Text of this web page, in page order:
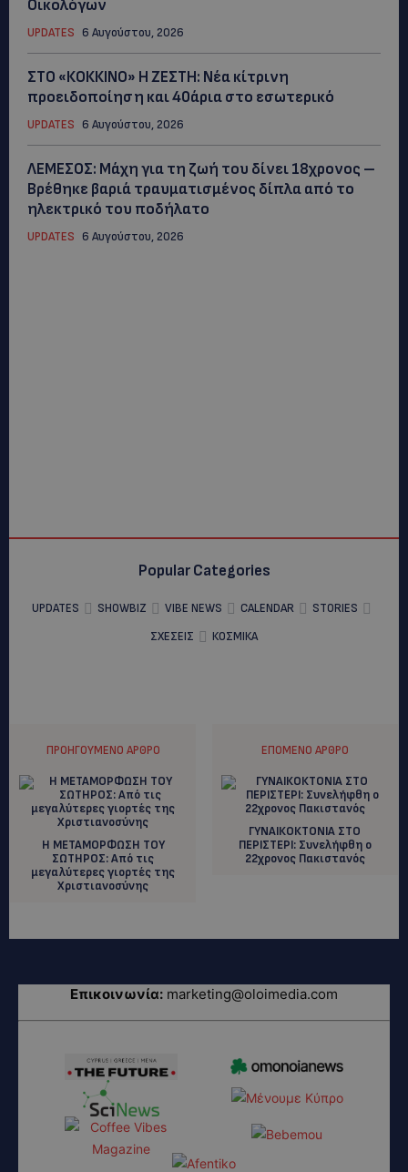
Οικολόγων
UPDATES 6 Αυγούστου, 2026
ΣΤΟ «ΚΟΚΚΙΝΟ» Η ΖΕΣΤΗ: Νέα κίτρινη
προειδοποίηση και 40άρια στο εσωτερικό
UPDATES 6 Αυγούστου, 2026
ΛΕΜΕΣΟΣ: Μάχη για τη ζωή του δίνει 18χρονος –
Βρέθηκε βαριά τραυματισμένος δίπλα από το
ηλεκτρικό του ποδήλατο
UPDATES 6 Αυγούστου, 2026
Popular Categories
UPDATES SHOWBIZ VIBE NEWS CALENDAR
STORIES
ΣΧΕΣΕΙΣ
ΚΟΣΜΙΚΑ
ΠΡΟΗΓΟΎΜΕΝΟ ΆΡΘΡΟ
Η ΜΕΤΑΜΟΡΦΩΣΗ ΤΟΥ
ΣΩΤΗΡΟΣ: Από τις
μεγαλύτερες γιορτές της
Χριστιανοσύνης
ΕΠΌΜΕΝΟ ΆΡΘΡΟ
ΓΥΝΑΙΚΟΚΤΟΝΙΑ ΣΤΟ
ΠΕΡΙΣΤΕΡΙ: Συνελήφθη ο
22χρονος Πακιστανός
Επικοινωνία: marketing@oloimedia.com